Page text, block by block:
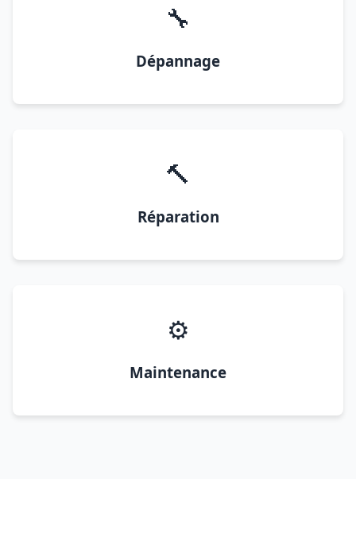
🔧
Dépannage
🔨
Réparation
⚙️
Maintenance